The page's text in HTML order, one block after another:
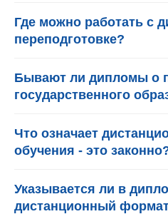
Где можно работать с
переподготовке?
Бывают ли дипломы о
государственного
Что означает
обучения - это
Указывается ли в
дистанционный